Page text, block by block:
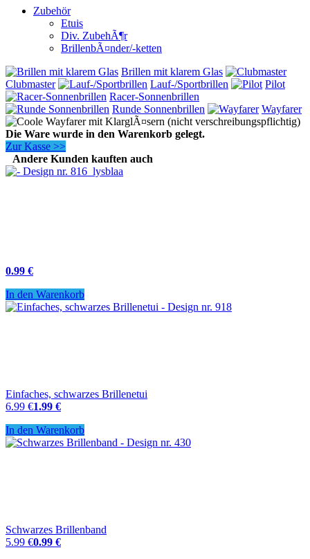
Zubehör
Etuis
Div. ZubehÃ¶r
BrillenbÃ¤nder/-ketten
Brillen mit klarem Glas
Clubmaster
Lauf-/Sportbrillen
Pilot
Racer-Sonnenbrillen
Runde Sonnenbrillen
Wayfarer
Die Ware wurde in den Warenkorb gelegt.
Zur Kasse >>
Andere Kunden kauften auch
0.99 €
In den Warenkorb
Einfaches, schwarzes Brillenetui
6.99 €1.99 €
In den Warenkorb
Schwarzes Brillenband
5.99 €0.99 €